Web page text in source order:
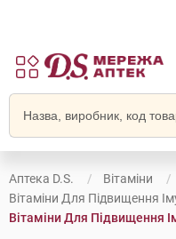
Аптека D.S.
Вітаміни
Вітаміни Для Підвищення
Вітаміни Для Підвищення